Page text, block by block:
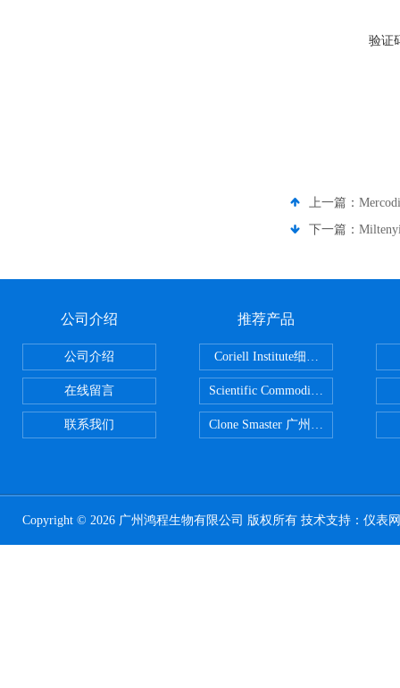
验证
上一篇：
下一篇：
公司介绍
公司介绍
在线留言
联系我们
推荐产品
Scientific CommoditiesPE管 广州
Clone Smaster 广州鸿程代理
Copyright © 2026 广州鸿程生物有限公司 版权所有 技术支持： 仪表网